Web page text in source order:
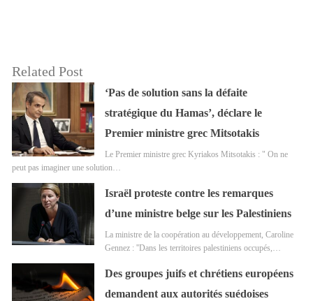
Related Post
‘Pas de solution sans la défaite
stratégique du Hamas’, déclare le
Premier ministre grec Mitsotakis
Le Premier ministre grec Kyriakos Mitsotakis : " On ne
peut pas imaginer une solution…
Israël proteste contre les remarques
d’une ministre belge sur les Palestiniens
La ministre de la coopération au développement, Caroline
Gennez : ''Dans les territoires palestiniens occupés,…
Des groupes juifs et chrétiens européens
demandent aux autorités suédoises